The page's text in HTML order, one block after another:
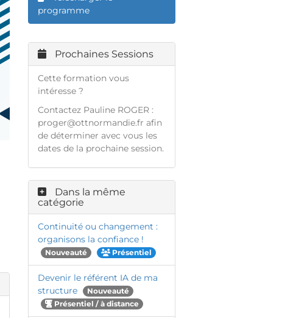
programme
Prochaines Sessions
Cette formation vous
intéresse ?
Contactez Pauline ROGER :
proger@ottnormandie.fr afin
de déterminer avec vous les
dates de la prochaine session.
Dans la même
catégorie
Continuité ou changement :
organisons la confiance !
Nouveauté Présentiel
Devenir le référent IA de ma
structure
Nouveauté
Présentiel / à distance